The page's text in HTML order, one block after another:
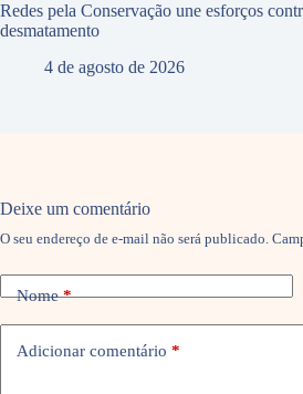
Redes pela Conservação une esforços
desmatamento
4 de agosto de 2026
Deixe um comentário
O seu endereço de e-mail não será publicado.
Nome*
Adicionar comentário *